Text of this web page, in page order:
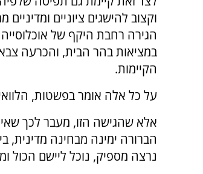
וקצוב להישגים ציוניים
הגירה רחבת היקף של אוכלוסייה
במציאות בהר הבית, והכרעה
הקיימות.
על כל אלה אומר בפשטות,
אלא שהגישה הזו, מעבר לכך
הברורה ימינה מבחינה מדינית,
נרצה מספיק, נוכל ליישם הכול